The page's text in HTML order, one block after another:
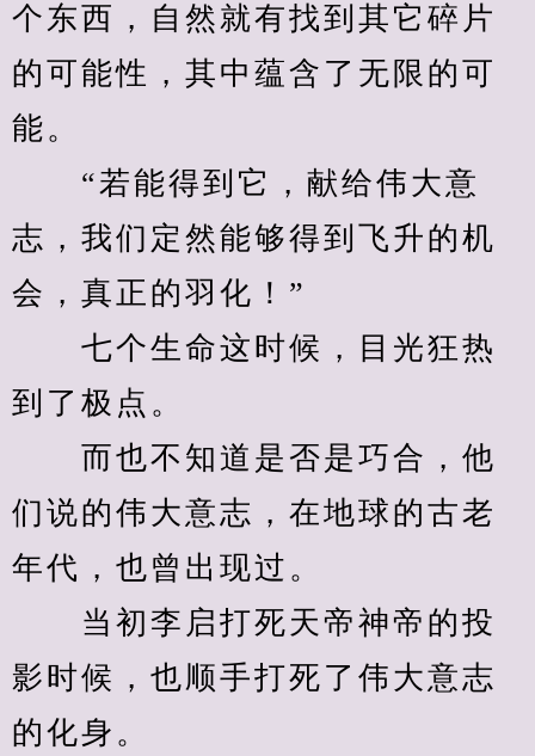
个东西，自然就有找到其它碎片
的可能性，其中蕴含了无限的可
能。
“若能得到它，献给伟大意
志，我们定然能够得到飞升的机
会，真正的羽化！”
七个生命这时候，目光狂热
到了极点。
而也不知道是否是巧合，他
们说的伟大意志，在地球的古老
年代，也曾出现过。
当初李启打死天帝神帝的投
影时候，也顺手打死了伟大意志
的化身。